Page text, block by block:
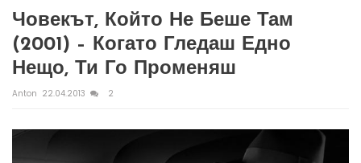
Човекът, Който Не Беше Там
(2001) – Когато Гледаш Едно
Нещо, Ти Го Променяш
Anton 22.04.2013 2